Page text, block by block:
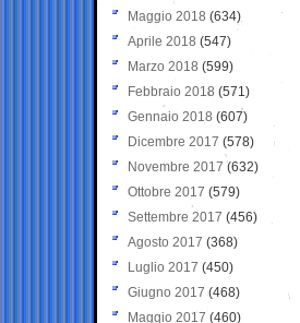
Maggio 2018 (634)
Aprile 2018 (547)
Marzo 2018 (599)
Febbraio 2018 (571)
Gennaio 2018 (607)
Dicembre 2017 (578)
Novembre 2017 (632)
Ottobre 2017 (579)
Settembre 2017 (456)
Agosto 2017 (368)
Luglio 2017 (450)
Giugno 2017 (468)
Maggio 2017 (460)